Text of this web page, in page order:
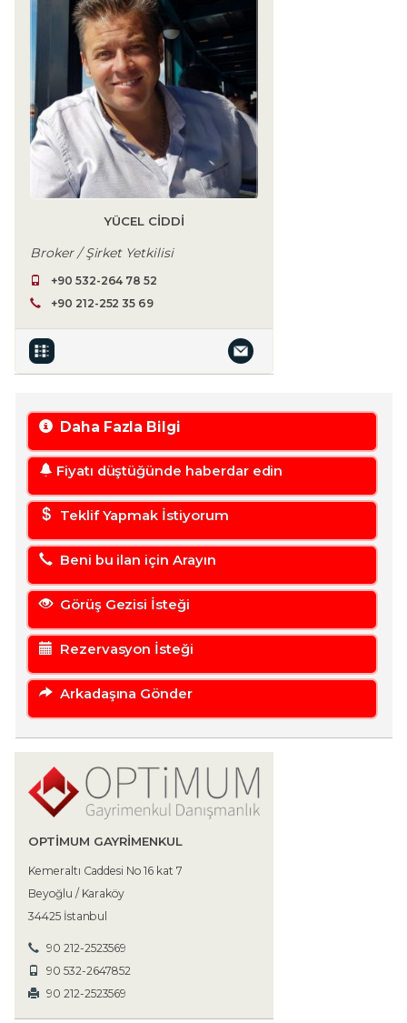
YÜCEL CIDDI
Broker / Şirket Yetkilisi
+90 532-264 78 52
+90 212-252 35 69
Daha Fazla Bilgi
Fiyatı düştüğünde haberdar edin
Teklif Yapmak İstiyorum
Beni bu ilan için Arayın
Görüş Gezisi İsteği
Rezervasyon İsteği
Arkadaşına Gönder
OPTIMUM GAYRIMENKUL
Kemeraltı Caddesi No 16 kat 7
Beyoğlu / Karaköy
34425 İstanbul
90 212-2523569
90 532-2647852
90 212-2523569